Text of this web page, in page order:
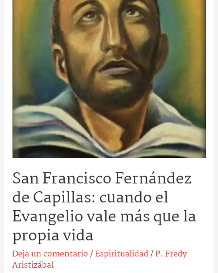
San Francisco Fernández
de Capillas: cuando el
Evangelio vale más que la
propia vida
Deja un comentario/Espiritualidad/P. Fredy
Aristizábal
vida